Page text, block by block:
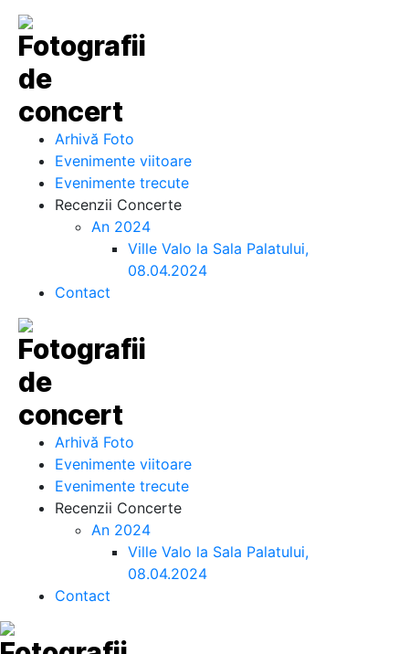
Arhivă Foto
Evenimente viitoare
Evenimente trecute
Recenzii Concerte
An 2024
Ville Valo la Sala Palatului,
08.04.2024
Contact
Arhivă Foto
Evenimente viitoare
Evenimente trecute
Recenzii Concerte
An 2024
Ville Valo la Sala Palatului,
08.04.2024
Contact